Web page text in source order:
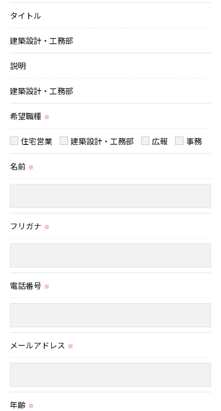
＜個人情報の委託について＞
個人情報を外部に委託する場合があります。
これらの委託先に対しては個人情報保護契約等の措
置をとり、適切な監督を行います。
＜個人情報の安全管理＞
当社では、個人情報の漏洩等がなされないよう、適
切に安全管理対策を実施します。
＜個人情報を与えなかった場合に生じる結果＞
必要な情報を頂けない場合は、それに対応した当社
予めご了承ください。
＜個人情報の開示･訂正・削除･利用停止の手続につ
当社では、お客様の個人情報の開示･訂正･削除・利
用停止の手続を定めさせて頂いております。
ご本人である事を確認のうえ、対応させて頂きま
個人情報の開示･訂正･削除・利用停止の具体的手続
きにつきましては、お電話でお問合せ下さい。
タイトル
建築設計・工務部
説明
建築設計・工務部
希望職種 ※
住宅営業 建築設計・工務部 広報 事務
名前 ※
フリガナ ※
電話番号 ※
メールアドレス ※
年齢 ※